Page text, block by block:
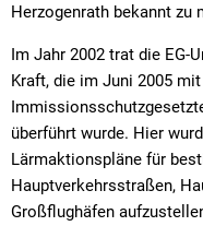
Herzogenrath bekannt zu
Im Jahr 2002 trat die EG-
Kraft, die im Juni 2005
überführt wurde. Hier
Lärmaktionspläne für
Hauptverkehrsstraßen,
Großflughäfen